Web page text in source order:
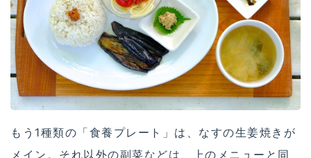
もう1種類の「食養プレート」は、なすの生姜焼きが
メイン。それ以外の副菜などは、上のメニューと同